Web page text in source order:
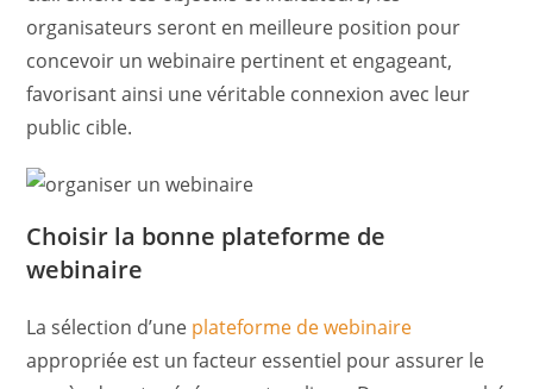
organisateurs seront en meilleure position pour
concevoir un webinaire pertinent et engageant,
favorisant ainsi une véritable connexion avec leur
public cible.
Choisir la bonne plateforme de
webinaire
La sélection d’une plateforme de webinaire
appropriée est un facteur essentiel pour assurer le